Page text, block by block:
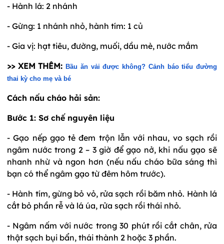
- Hành lá: 2 nhánh
- Gừng: 1 nhánh nhỏ, hành tím: 1 củ
- Gia vị: hạt tiêu, đường, muối, dầu mè, nước mắm
>> XEM THÊM:Bầu ăn vải được không? Cảnh báo tiểu đường
thai kỳ cho mẹ và bé
Cách nấu cháo hải sản:
Bước 1: Sơ chế nguyên liệu
- Gạo nếp gạo tẻ đem trộn lẫn với nhau, vo sạch rồi
ngâm nước trong 2 – 3 giờ để gạo nở, khi nấu gạo sẽ
nhanh nhừ và ngon hơn (nếu nấu cháo bữa sáng thì
bạn có thể ngâm gạo từ đêm hôm trước).
- Hành tím, gừng bỏ vỏ, rửa sạch rồi băm nhỏ. Hành lá
cắt bỏ phần rễ và lá úa, rửa sạch rồi thái nhỏ.
- Ngâm nấm với nước trong 30 phút rồi cắt chân, rửa
thật sạch bụi bẩn, thái thành 2 hoặc 3 phần.